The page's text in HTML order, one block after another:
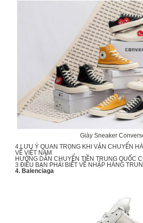
Giày Sneaker
4 LƯU Ý QUAN TRỌNG KHI VẬN CHUYỂN
VỀ VIỆT NAM
HƯỚNG DẪN CHUYỂN TIỀN TRUNG QUỐC
3 ĐIỀU BẠN PHẢI BIẾT VỀ NHẬP HÀNG
4. Balenciaga